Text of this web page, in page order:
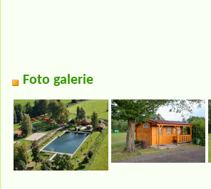
Foto galerie